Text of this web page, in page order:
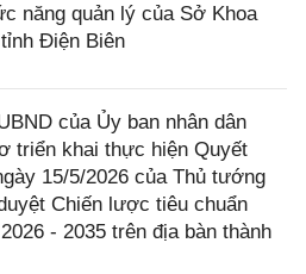
năng quản lý của Sở Khoa
Điện Biên
của Ủy ban nhân dân
triển khai thực hiện Quyết
15/5/2026 của Thủ tướng
Chiến lược tiêu chuẩn
- 2035 trên địa bàn thành